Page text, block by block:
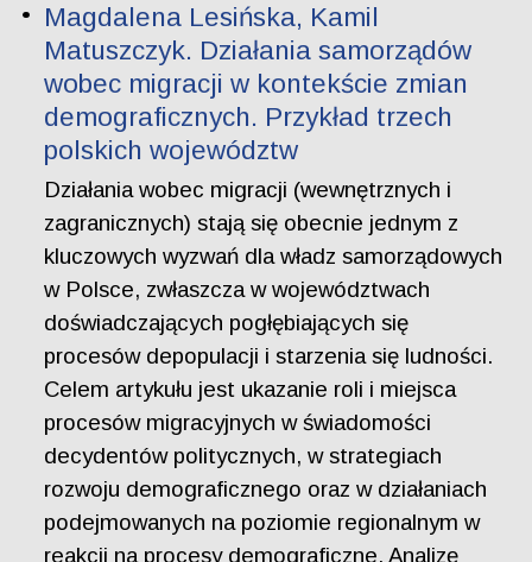
Magdalena Lesińska, Kamil
Matuszczyk. Działania samorządów
wobec migracji w kontekście zmian
demograficznych. Przykład trzech
polskich województw
Działania wobec migracji (wewnętrznych i
zagranicznych) stają się obecnie jednym z
kluczowych wyzwań dla władz samorządowych
w Polsce, zwłaszcza w województwach
doświadczających pogłębiających się
procesów depopulacji i starzenia się ludności.
Celem artykułu jest ukazanie roli i miejsca
procesów migracyjnych w świadomości
decydentów politycznych, w strategiach
rozwoju demograficznego oraz w działaniach
podejmowanych na poziomie regionalnym w
reakcji na procesy demograficzne. Analizę